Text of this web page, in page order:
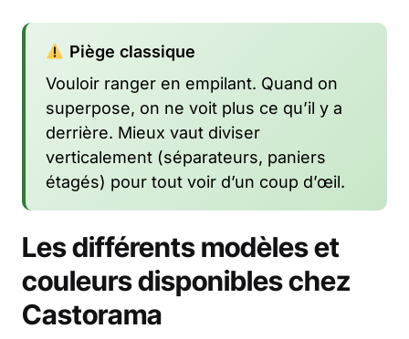
Piège classique
Vouloir ranger en empilant. Quand on
superpose, on ne voit plus ce qu’il y a
derrière. Mieux vaut diviser
verticalement (séparateurs, paniers
étagés) pour tout voir d’un coup d’œil.
Les différents modèles et
couleurs disponibles chez
Castorama